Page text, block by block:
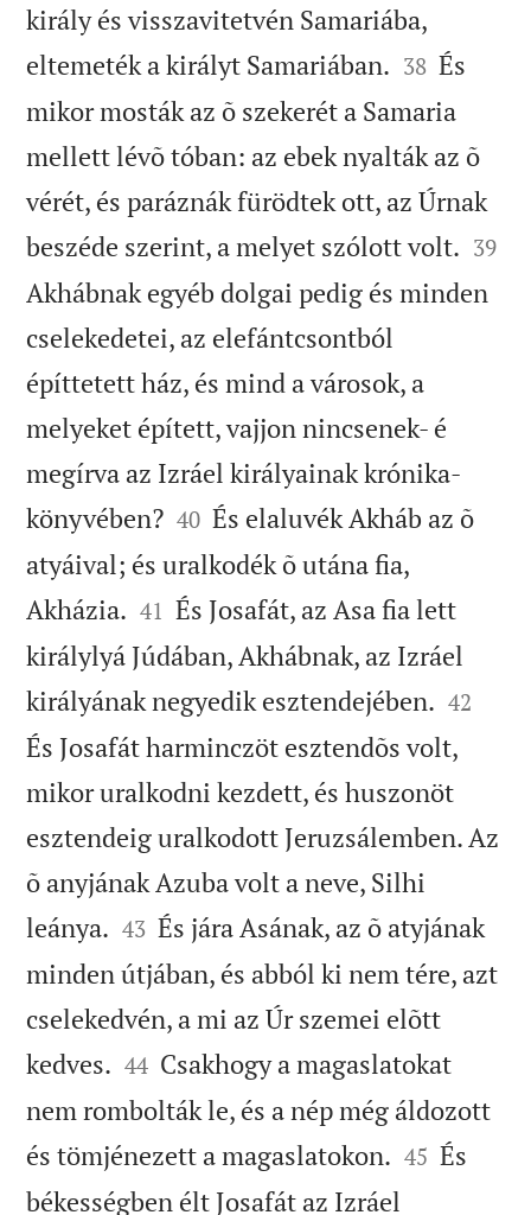
király és visszavitetvén Samariába,
eltemeték a királyt Samariában. 

38 És
mikor mosták az õ szekerét a Samaria
mellett lévõ tóban: az ebek nyalták az õ
vérét, és paráznák fürödtek ott, az Úrnak
beszéde szerint, a melyet szólott volt. 

39
Akhábnak egyéb dolgai pedig és minden
cselekedetei, az elefántcsontból
építtetett ház, és mind a városok, a
melyeket épített, vajjon nincsenek- é
megírva az Izráel királyainak krónika-
könyvében?
40 És elaluvék Akháb az õ
atyáival; és uralkodék õ utána fia,
Akházia. 

41 És Josafát, az Asa fia lett
királylyá Júdában, Akhábnak, az Izráel
királyának negyedik esztendejében. 

42
És Josafát harminczöt esztendõs volt,
mikor uralkodni kezdett, és huszonöt
esztendeig uralkodott Jeruzsálemben. Az
õ anyjának Azuba volt a neve, Silhi
leánya. 

43 És jára Asának, az õ atyjának
minden útjában, és abból ki nem tére, azt
cselekedvén, a mi az Úr szemei elõtt
kedves. 

44 Csakhogy a magaslatokat
nem rombolták le, és a nép még áldozott
és tömjénezett a magaslatokon. 

45 És
békességben élt Josafát az Izráel